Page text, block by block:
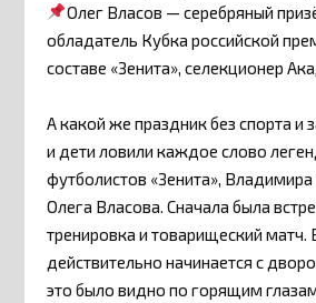
Олег Власов — серебряный
обладатель Кубка российской
составе «Зенита», селекционер
А какой же праздник без спорта и
и дети ловили каждое слово
футболистов «Зенита»,
Олега Власова. Сначала была
тренировка и товарищеский
действительно начинается с
это было видно по горящим